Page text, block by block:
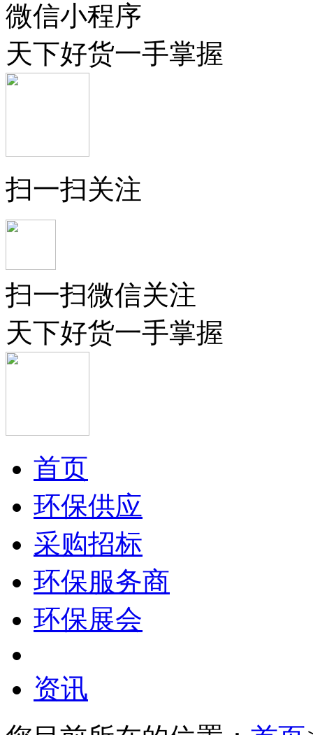
微信小程序
天下好货一手掌握
扫一扫关注
扫一扫微信关注
天下好货一手掌握
首页
环保供应
采购招标
环保服务商
环保展会
资讯